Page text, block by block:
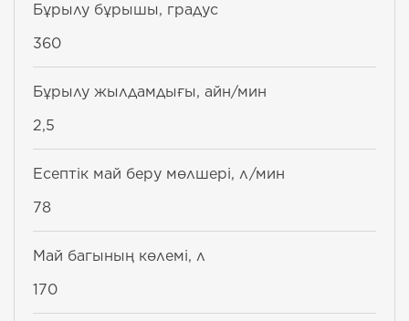
Бұрылу бұрышы, градус
360
Бұрылу жылдамдығы, айн/мин
2,5
Есептік май беру мөлшері, л/мин
78
Май багының көлемі, л
170